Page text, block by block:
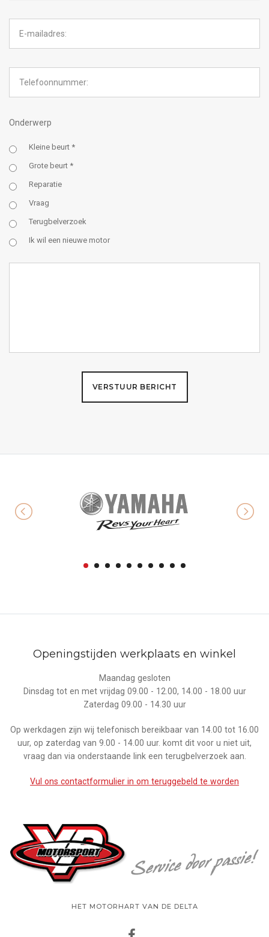
Onderwerp
Kleine beurt *
Grote beurt *
Reparatie
Vraag
Terugbelverzoek
Ik wil een nieuwe motor
Openingstijden werkplaats en winkel
Maandag gesloten
Dinsdag tot en met vrijdag 09.00 - 12.00, 14.00 - 18.00 uur
Zaterdag 09.00 - 14.30 uur
Op werkdagen zijn wij telefonisch bereikbaar van 14.00 tot 16.00
uur, op zaterdag van 9.00 - 14.00 uur. komt dit voor u niet uit,
vraag dan via onderstaande link een terugbelverzoek aan.
Vul ons contactformulier in om teruggebeld te worden
HET MOTORHART VAN DE DELTA